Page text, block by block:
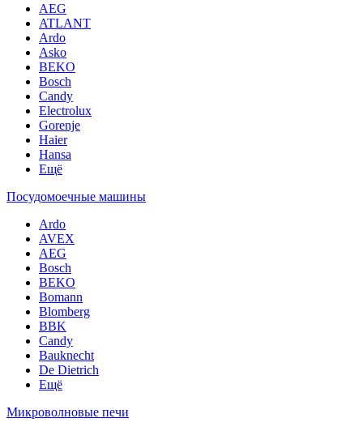
AEG
ATLANT
Ardo
Asko
BEKO
Bosch
Candy
Electrolux
Gorenje
Haier
Hansa
Ещё
Посудомоечные машины
Ardo
AVEX
AEG
Bosch
BEKO
Bomann
Blomberg
BBK
Candy
Bauknecht
De Dietrich
Ещё
Микроволновые печи